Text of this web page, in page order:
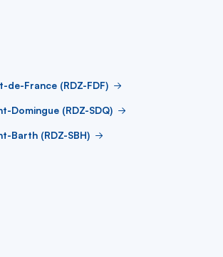
de-France (RDZ-FDF)
Domingue (RDZ-SDQ)
Barth (RDZ-SBH)